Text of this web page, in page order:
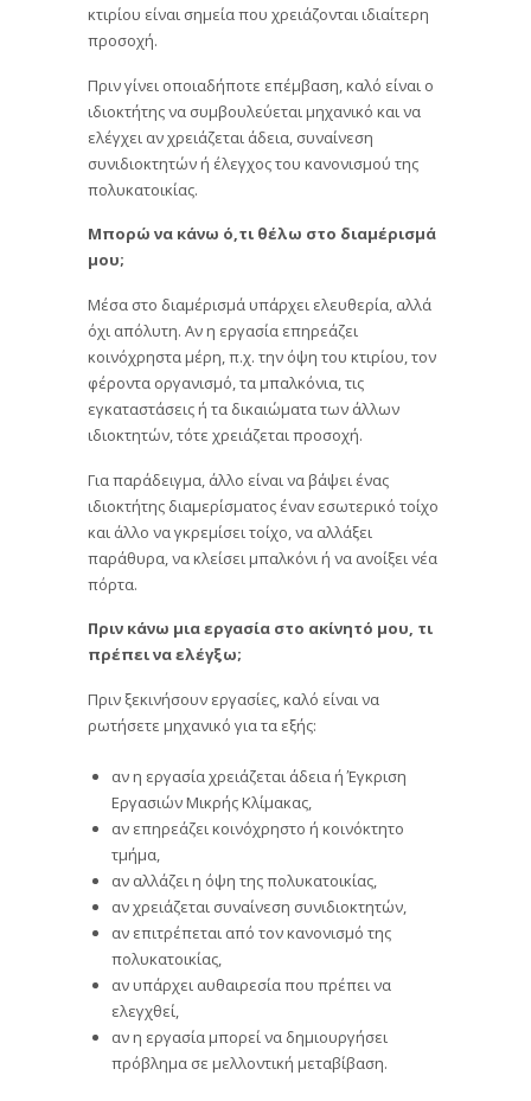
κτιρίου είναι σημεία που χρειάζονται ιδιαίτερη
προσοχή.
Πριν γίνει οποιαδήποτε επέμβαση, καλό είναι ο
ιδιοκτήτης να συμβουλεύεται μηχανικό και να
ελέγχει αν χρειάζεται άδεια, συναίνεση
συνιδιοκτητών ή έλεγχος του κανονισμού της
πολυκατοικίας.
Μπορώ να κάνω ό,τι θέλω στο διαμέρισμά
μου;
Μέσα στο διαμέρισμά υπάρχει ελευθερία, αλλά
όχι απόλυτη. Αν η εργασία επηρεάζει
κοινόχρηστα μέρη, π.χ. την όψη του κτιρίου, τον
φέροντα οργανισμό, τα μπαλκόνια, τις
εγκαταστάσεις ή τα δικαιώματα των άλλων
ιδιοκτητών, τότε χρειάζεται προσοχή.
Για παράδειγμα, άλλο είναι να βάψει ένας
ιδιοκτήτης διαμερίσματος έναν εσωτερικό τοίχο
και άλλο να γκρεμίσει τοίχο, να αλλάξει
παράθυρα, να κλείσει μπαλκόνι ή να ανοίξει νέα
πόρτα.
Πριν κάνω μια εργασία στο ακίνητό μου, τι
πρέπει να ελέγξω;
Πριν ξεκινήσουν εργασίες, καλό είναι να
ρωτήσετε μηχανικό για τα εξής:
αν η εργασία χρειάζεται άδεια ή Έγκριση
Εργασιών Μικρής Κλίμακας,
αν επηρεάζει κοινόχρηστο ή κοινόκτητο
τμήμα,
αν αλλάζει η όψη της πολυκατοικίας,
αν χρειάζεται συναίνεση συνιδιοκτητών,
αν επιτρέπεται από τον κανονισμό της
πολυκατοικίας,
αν υπάρχει αυθαιρεσία που πρέπει να
ελεγχθεί,
αν η εργασία μπορεί να δημιουργήσει
πρόβλημα σε μελλοντική μεταβίβαση.